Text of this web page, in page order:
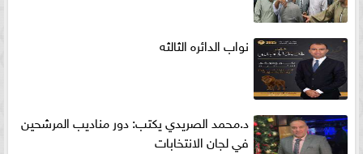
نواب الدائره الثالثه
د.محمد الصريدي يكتب: دور مناديب المرشحين
في لجان الانتخابات